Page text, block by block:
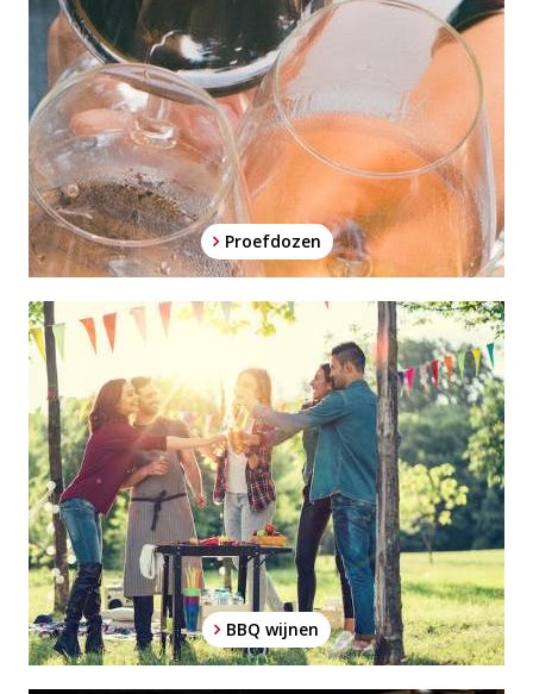
Proefdozen
BBQ wijnen